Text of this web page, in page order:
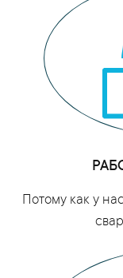
Потому как у